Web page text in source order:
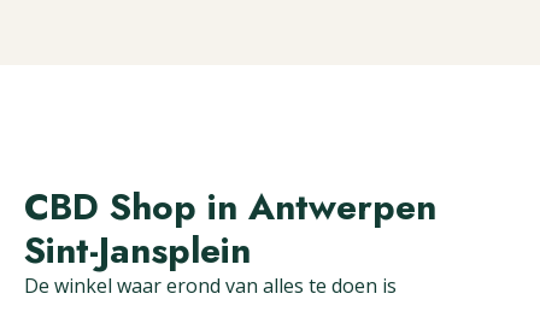
CBD Shop in Antwerpen
Sint-Jansplein
De winkel waar erond van alles te doen is